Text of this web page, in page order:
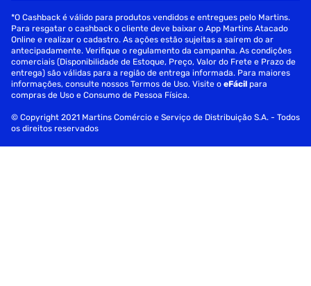
*O Cashback é válido para produtos vendidos e entregues pelo Martins.
Para resgatar o cashback o cliente deve baixar o App Martins Atacado
Online e realizar o cadastro. As ações estão sujeitas a saírem do ar
antecipadamente. Verifique o regulamento da campanha. As condições
comerciais (Disponibilidade de Estoque, Preço, Valor do Frete e Prazo de
entrega) são válidas para a região de entrega informada. Para maiores
informações, consulte nossos Termos de Uso. Visite oeFácil para
compras de Uso e Consumo de Pessoa Física.
© Copyright 2021 Martins Comércio e Serviço de Distribuição S.A. - Todos
os direitos reservados